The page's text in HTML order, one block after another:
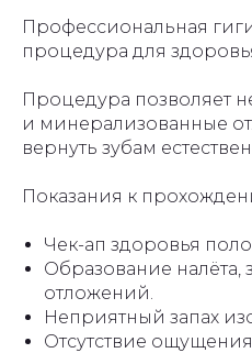
Профессиональная
процедура для
Процедура позволяет
и минерализованные
вернуть зубам
Показания к
Чек-ап здоровья
Образование налёта,
отложений.
Неприятный запах
Отсутствие